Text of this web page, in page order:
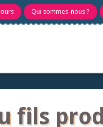
Qui sommes-nous ?
fils